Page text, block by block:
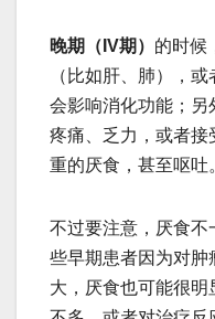
晚期（IV期） 的时候
（比如肝、肺），
会影响消化功能；另
疼痛、乏力，或者接
重的厌食，甚至呕吐
不过要注意，厌食不
些早期患者因为对肿
大，厌食也可能很